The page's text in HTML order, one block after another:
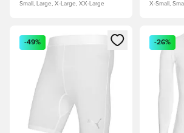
Small, Large, X-Large, XX-Large X-Small,
Megnyit egy modált a
-49% -26%